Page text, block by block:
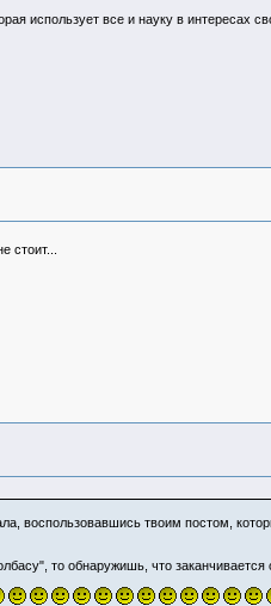
использует все и науку в интересах
стоит...
воспользовавшись твоим постом,
то обнаружишь, что